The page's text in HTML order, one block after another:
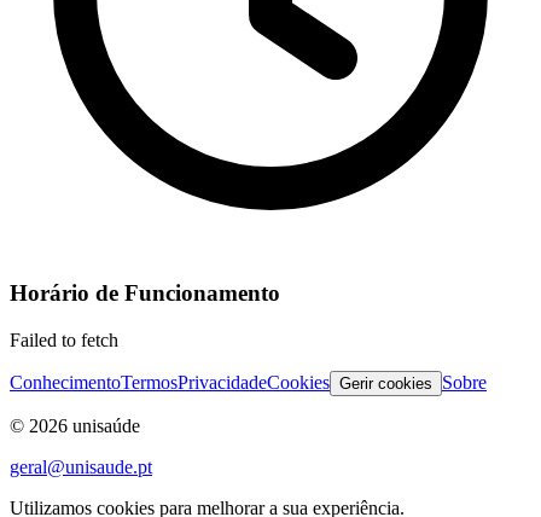
Horário de Funcionamento
Failed to fetch
ConhecimentoTermosPrivacidadeCookies Gerir cookies Sobre
© 2026 unisaúde
geral@unisaude.pt
Utilizamos cookies para melhorar a sua experiência.